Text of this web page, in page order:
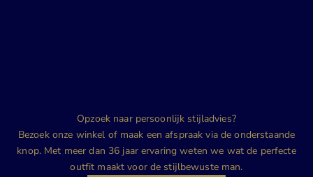
Opzoek naar persoonlijk stijladvies?
Bezoek onze winkel of maak een afspraak via de onderstaande
knop. Met meer dan 36 jaar ervaring weten we wat de perfecte
outfit maakt voor de stijlbewuste man.